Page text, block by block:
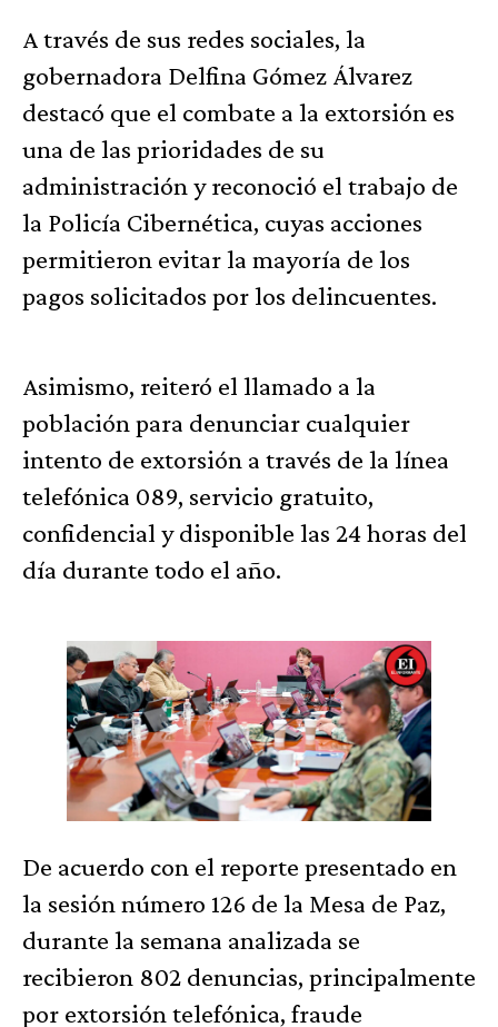
A través de sus redes sociales, la
gobernadora Delfina Gómez Álvarez
destacó que el combate a la extorsión es
una de las prioridades de su
administración y reconoció el trabajo de
la Policía Cibernética, cuyas acciones
permitieron evitar la mayoría de los
pagos solicitados por los delincuentes.
Asimismo, reiteró el llamado a la
población para denunciar cualquier
intento de extorsión a través de la línea
telefónica 089, servicio gratuito,
confidencial y disponible las 24 horas del
día durante todo el año.
De acuerdo con el reporte presentado en
la sesión número 126 de la Mesa de Paz,
durante la semana analizada se
recibieron 802 denuncias, principalmente
por extorsión telefónica, fraude